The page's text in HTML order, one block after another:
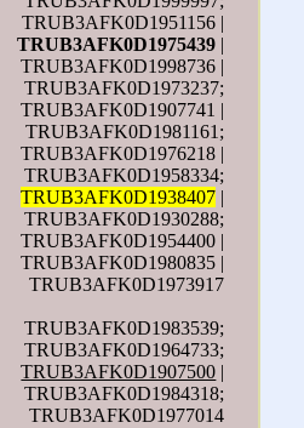
TRUB3AFK0D1951156 |
TRUB3AFK0D1975439 |
TRUB3AFK0D1998736 |
TRUB3AFK0D1973237;
TRUB3AFK0D1907741 |
TRUB3AFK0D1981161;
TRUB3AFK0D1976218 |
TRUB3AFK0D1958334;
TRUB3AFK0D1938407 |
TRUB3AFK0D1930288;
TRUB3AFK0D1954400 |
TRUB3AFK0D1980835 |
TRUB3AFK0D1973917
TRUB3AFK0D1983539;
TRUB3AFK0D1964733;
TRUB3AFK0D1907500 |
TRUB3AFK0D1984318;
TRUB3AFK0D1977014